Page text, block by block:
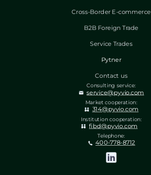
Cross-Border E-commerce
B2B Foreign Trade
Service Trades
Pytner
Contact us
Consulting service:
service@pyvio.com
Market cooperation:
314@pyvio.com
Institution cooperation:
fibd@pyvio.com
Telephone:
400-778-8712